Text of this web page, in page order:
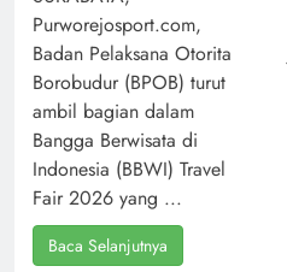
Purworejosport.com,
Badan Pelaksana Otorita
Borobudur (BPOB) turut
ambil bagian dalam
Bangga Berwisata di
Indonesia (BBWI) Travel
Fair 2026 yang ...
Baca Selanjutnya